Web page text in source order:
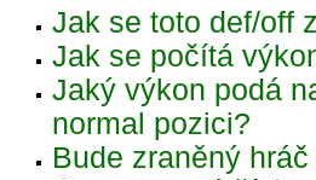
Jak se toto def/off
Jak se počítá
Jaký výkon podá
normal pozici?
Bude zraněný